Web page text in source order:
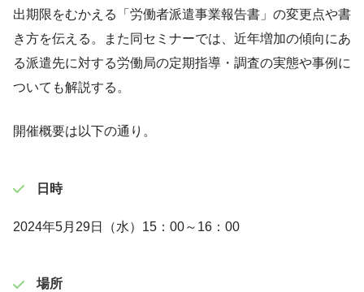
出期限をむかえる「労働者派遣事業報告書」の変更点や書
き方を伝える。また同セミナーでは、近年増加の傾向にあ
る派遣先に対する労働局の定期指導・調査の実態や事例に
ついても解説する。
開催概要は以下の通り。
日時
2024年5月29日（水）15：00～16：00
場所